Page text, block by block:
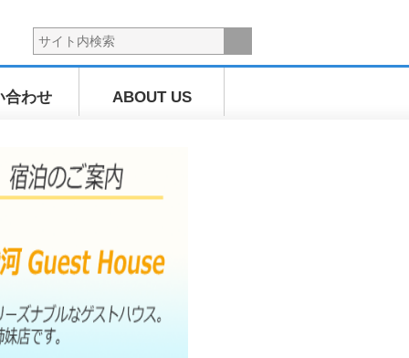
上散歩ツ
アー
合わせ ABOUT US